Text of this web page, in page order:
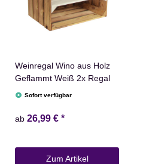
Weinregal Wino aus Holz
Geflammt Weiß 2x Regal
Sofort verfügbar
ab 26,99 € *
Zum Artikel